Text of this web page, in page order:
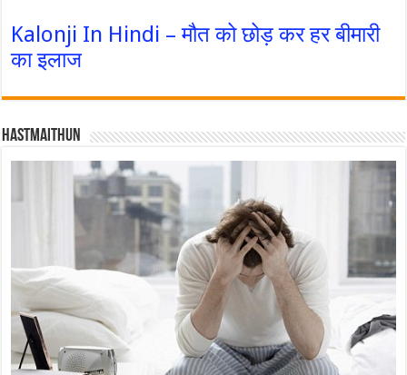
Kalonji In Hindi – मौत को छोड़ कर हर बीमारी
का इलाज
Hastmaithun